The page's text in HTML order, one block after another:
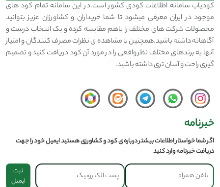
کودیاب سامانه اطلاعات کودی کشور است.در این سامانه تمام کود های
موجود در ایران معرفی میشود تا شما خریداران و کشاورزان عزیز بتوانید
محصولات شرکت های مختلف را باهم مقایسه کرده و یک انتخاب درست و
آگاهانه داشته باشید.همچنین با مشاهده ی نظرات مصرف کنندگان و امتیاز
آنها به برندهای مختلف نظر واقعی را در مورد آن کود دریافت کنید و تصمیم
گیری راحت و آسان تری داشته باشید.
خبرنامه
اگر شما خواستار اطلاعات بیشتر درباره ی کود و کشاورزی هستید ایمیل خود را جهت
دریافت خبرنامه وارد کنید
ثبت
ایمیل